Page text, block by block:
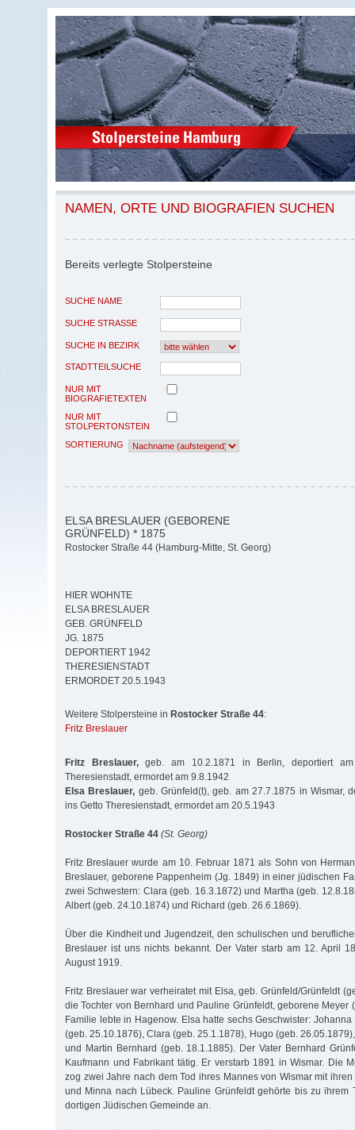
NAMEN, ORTE UND BIOGRAFIEN SUCHEN
Bereits verlegte Stolpersteine
SUCHE NAME
SUCHE STRASSE
SUCHE IN BEZIRK
STADTTEILSUCHE
NUR MIT
BIOGRAFIETEXTEN
NUR MIT
STOLPERTONSTEIN
SORTIERUNG
ELSA BRESLAUER (GEBORENE
GRÜNFELD) * 1875
Rostocker Straße 44 (Hamburg-Mitte, St. Georg)
HIER WOHNTE
ELSA BRESLAUER
GEB. GRÜNFELD
JG. 1875
DEPORTIERT 1942
THERESIENSTADT
ERMORDET 20.5.1943
Weitere Stolpersteine in Rostocker Straße 44:
Fritz Breslauer
Fritz Breslauer,geb. am 10.2.1871 in Berlin, deportiert am
Theresienstadt, ermordet am 9.8.1942
Elsa Breslauer, geb. Grünfeld(t), geb. am 27.7.1875 in Wismar,
ins Getto Theresienstadt, ermordet am 20.5.1943
Rostocker Straße 44 (St. Georg)
Fritz Breslauer wurde am 10. Februar 1871 als Sohn von
Breslauer, geborene Pappenheim (Jg. 1849) in einer jüdischen
zwei Schwestern: Clara (geb. 16.3.1872) und Martha (geb.
Albert (geb. 24.10.1874) und Richard (geb. 26.6.1869).
Über die Kindheit und Jugendzeit, den schulischen und
Breslauer ist uns nichts bekannt. Der Vater starb am 12. April
August 1919.
Fritz Breslauer war verheiratet mit Elsa, geb. Grünfeld/Grünfeldt
die Tochter von Bernhard und Pauline Grünfeldt, geborene Meyer
Familie lebte in Hagenow. Elsa hatte sechs Geschwister:
(geb. 25.10.1876), Clara (geb. 25.1.1878), Hugo (geb.
und Martin Bernhard (geb. 18.1.1885). Der Vater Bernhard
Kaufmann und Fabrikant tätig. Er verstarb 1891 in Wismar. Die
zog zwei Jahre nach dem Tod ihres Mannes von Wismar mit
und Minna nach Lübeck. Pauline Grünfeldt gehörte bis zu ihrem
dortigen Jüdischen Gemeinde an.